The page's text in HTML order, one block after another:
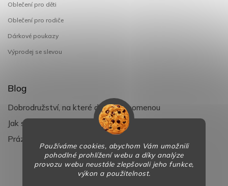
Používáme cookies, abychom Vám umožnili
pohodlné prohlížení webu a díky analýze
provozu webu neustále zlepšovali jeho funkce,
výkon a použitelnost.
Oblečení pro děti
Oblečení pro rodiče
Dárkové poukazy
Výprodej se slevou
Blog
Dobrodružství, na které děti nezapomenou
Jak si užít léto s dětmi naplno
Prázdniny klepou na dveře
BaBy-smile.cz. Všechna práva vyhrazena.